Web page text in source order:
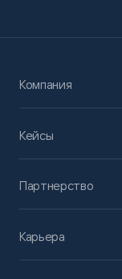
Компания
Кейсы
Партнерство
Карьера